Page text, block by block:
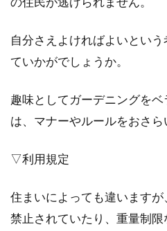
自分さえよければよいとい
ていかがでしょうか。
趣味としてガーデニングを
は、マナーやルールをおさら
▽利用規定
住まいによっても違います
禁止されていたり、重量制限